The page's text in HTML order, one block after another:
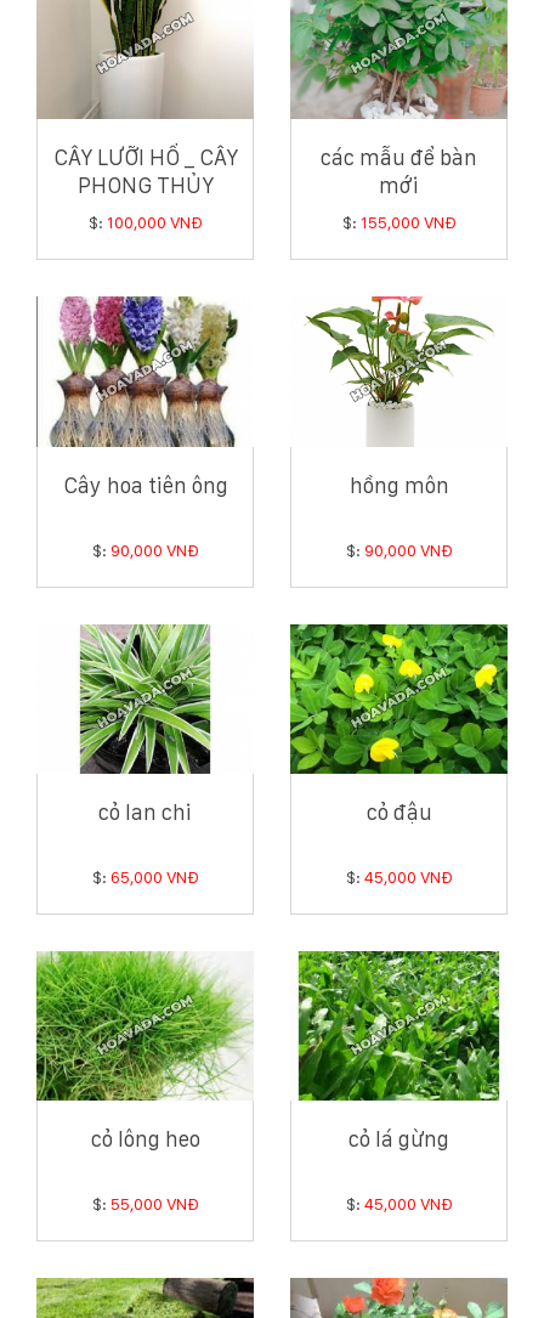
CÂY LƯỠI HỔ _ CÂY
PHONG THỦY
TRONG NHÀ
$: 100,000 VNĐ
các mẫu để bàn
mới
$: 155,000 VNĐ
Cây hoa tiên ông
$: 90,000 VNĐ
hồng môn
$: 90,000 VNĐ
cỏ lan chi
$: 65,000 VNĐ
cỏ đậu
$: 45,000 VNĐ
cỏ lông heo
$: 55,000 VNĐ
cỏ lá gừng
$: 45,000 VNĐ